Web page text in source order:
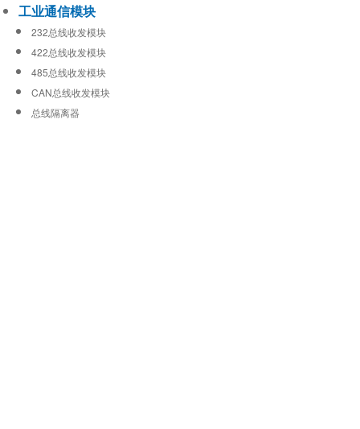
工业通信模块
232总线收发模块
422总线收发模块
485总线收发模块
CAN总线收发模块
总线隔离器